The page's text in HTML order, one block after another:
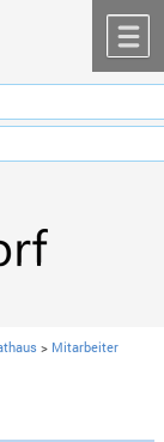
> Mitarbeiter